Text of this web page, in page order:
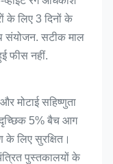
के लिए 3 दिनों के
संयोजन. सटीक माल
फीस नहीं.
मोटाई सहिष्णुता
5% बैच आग
लिए सुरक्षित।
पुस्तकालयों के